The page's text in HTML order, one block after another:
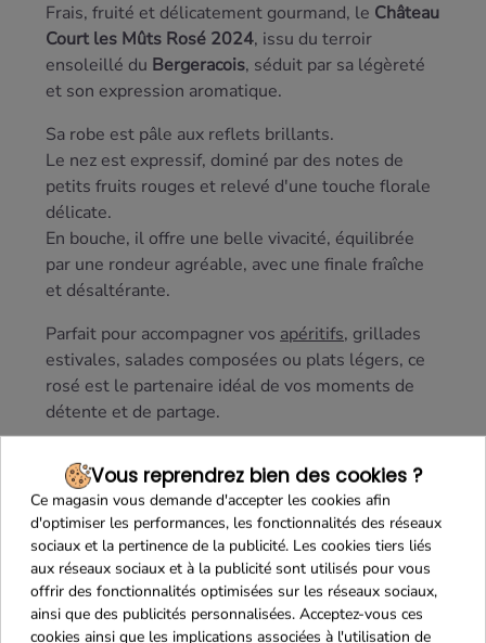
Frais, fruité et délicatement gourmand, le Château
Court les Mûts Rosé 2024, issu du terroir
ensoleillé du Bergeracois, séduit par sa légèreté
et son expression aromatique.
Sa robe est pâle aux reflets brillants.
Le nez est expressif, dominé par des notes de
petits fruits rouges et relevé d'une touche florale
délicate.
En bouche, il offre une belle vivacité, équilibrée
par une rondeur agréable, avec une finale fraîche
et désaltérante.
Parfait pour accompagner vos apéritifs, grillades
estivales, salades composées ou plats légers, ce
rosé est le partenaire idéal de vos moments de
détente et de partage.
Vous reprendrez bien des cookies ?
Ce magasin vous demande d'accepter les cookies afin
d'optimiser les performances, les fonctionnalités des réseaux
sociaux et la pertinence de la publicité. Les cookies tiers liés
aux réseaux sociaux et à la publicité sont utilisés pour vous
offrir des fonctionnalités optimisées sur les réseaux sociaux,
ainsi que des publicités personnalisées. Acceptez-vous ces
cookies ainsi que les implications associées à l'utilisation de